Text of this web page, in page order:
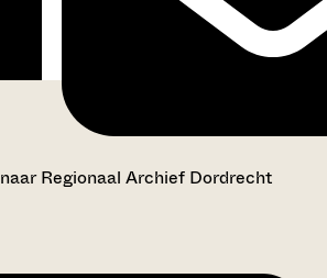
Regionaal Archief Dordrecht